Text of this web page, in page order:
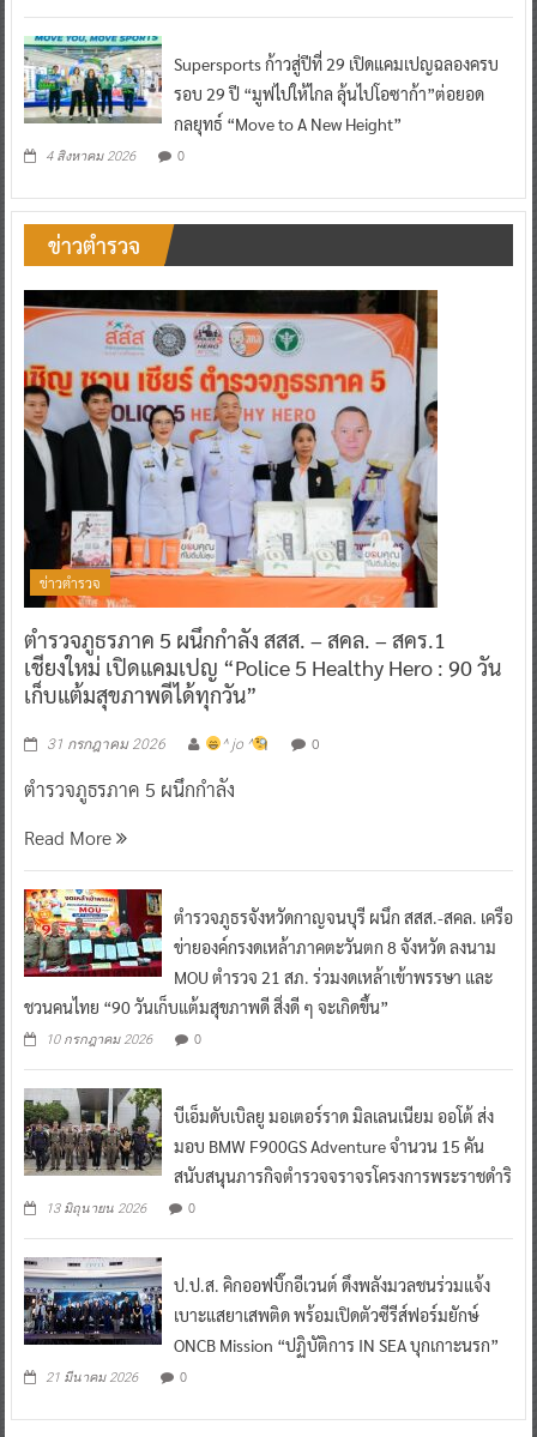
Supersports ก้าวสู่ปีที่ 29 เปิดแคมเปญฉลองครบ
รอบ 29 ปี “มูฟไปให้ไกล ลุ้นไปโอซาก้า”ต่อยอด
กลยุทธ์ “Move to A New Height”
4 สิงหาคม 2026 0
ข่าวตำรวจ
ข่าวตำรวจ
ตำรวจภูธรภาค 5 ผนึกกำลัง สสส. – สคล. – สคร.1
เชียงใหม่ เปิดแคมเปญ “Police 5 Healthy Hero : 90 วัน
เก็บแต้มสุขภาพดีได้ทุกวัน”
31 กรกฎาคม 2026 ^ jo ^ 0
ตำรวจภูธรภาค 5 ผนึกกำลัง
Read More
ตำรวจภูธรจังหวัดกาญจนบุรี ผนึก สสส.-สคล. เครือ
ข่ายองค์กรงดเหล้าภาคตะวันตก 8 จังหวัด ลงนาม
MOU ตำรวจ 21 สภ. ร่วมงดเหล้าเข้าพรรษา และ
ชวนคนไทย “90 วันเก็บแต้มสุขภาพดี สิ่งดี ๆ จะเกิดขึ้น”
10 กรกฎาคม 2026 0
บีเอ็มดับเบิลยู มอเตอร์ราด มิลเลนเนียม ออโต้ ส่ง
มอบ BMW F900GS Adventure จำนวน 15 คัน
สนับสนุนภารกิจตำรวจจราจรโครงการพระราชดำริ
13 มิถุนายน 2026 0
ป.ป.ส. คิกออฟบิ๊กอีเวนต์ ดึงพลังมวลชนร่วมแจ้ง
เบาะแสยาเสพติด พร้อมเปิดตัวซีรีส์ฟอร์มยักษ์
ONCB Mission “ปฏิบัติการ IN SEA บุกเกาะนรก”
21 มีนาคม 2026 0